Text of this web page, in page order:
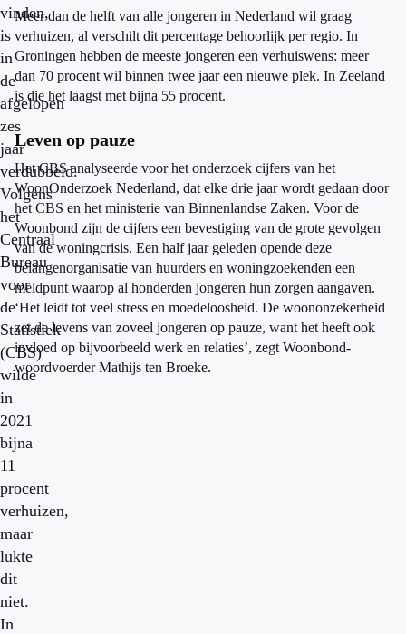
vinden,
is
in
de
afgelopen
zes
jaar
verdubbeld.
Volgens
het
Centraal
Bureau
voor
de
Statistiek
(CBS)
wilde
in
2021
bijna
11
procent
verhuizen,
maar
lukte
dit
niet.
In
Meer dan de helft van alle jongeren in Nederland wil graag
verhuizen, al verschilt dit percentage behoorlijk per regio. In
Groningen hebben de meeste jongeren een verhuiswens: meer
dan 70 procent wil binnen twee jaar een nieuwe plek. In Zeeland
is die het laagst met bijna 55 procent.
Leven op pauze
Het CBS analyseerde voor het onderzoek cijfers van het
WoonOnderzoek Nederland, dat elke drie jaar wordt gedaan door
het CBS en het ministerie van Binnenlandse Zaken. Voor de
Woonbond zijn de cijfers een bevestiging van de grote gevolgen
van de woningcrisis. Een half jaar geleden opende deze
belangenorganisatie van huurders en woningzoekenden een
meldpunt waarop al honderden jongeren hun zorgen aangaven.
‘Het leidt tot veel stress en moedeloosheid. De woononzekerheid
zet de levens van zoveel jongeren op pauze, want het heeft ook
invloed op bijvoorbeeld werk en relaties’, zegt Woonbond-
woordvoerder Mathijs ten Broeke.